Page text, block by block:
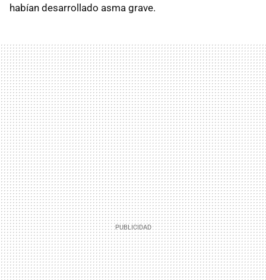
habían desarrollado asma grave.